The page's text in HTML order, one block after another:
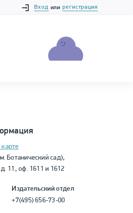
Вход или регистрация
карте
Ботанический сад),
11, оф. 1611 и 1612
Издательский отдел
+7(495) 656-73-00